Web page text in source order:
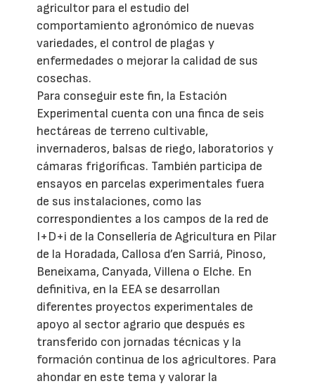
agricultor para el estudio del
comportamiento agronómico de nuevas
variedades, el control de plagas y
enfermedades o mejorar la calidad de sus
cosechas.
Para conseguir este fin, la Estación
Experimental cuenta con una finca de seis
hectáreas de terreno cultivable,
invernaderos, balsas de riego, laboratorios y
cámaras frigoríficas. También participa de
ensayos en parcelas experimentales fuera
de sus instalaciones, como las
correspondientes a los campos de la red de
I+D+i de la Consellería de Agricultura en Pilar
de la Horadada, Callosa d’en Sarriá, Pinoso,
Beneixama, Canyada, Villena o Elche. En
definitiva, en la EEA se desarrollan
diferentes proyectos experimentales de
apoyo al sector agrario que después es
transferido con jornadas técnicas y la
formación continua de los agricultores. Para
ahondar en este tema y valorar la